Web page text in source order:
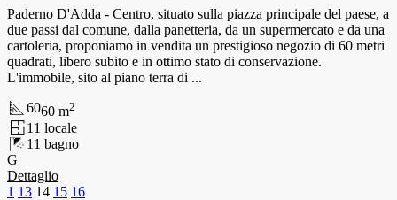
Paderno D'Adda - Centro, situato sulla piazza principale del paese, a
due passi dal comune, dalla panetteria, da un supermercato e da una
cartoleria, proponiamo in vendita un prestigioso negozio di 60 metri
quadrati, libero subito e in ottimo stato di conservazione.
L'immobile, sito al piano terra di ...
6060 m2
1 1 locale
1 1 bagno
G
Dettaglio
1 13 14 15 16